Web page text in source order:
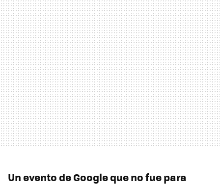
Un evento de Google que no fue para